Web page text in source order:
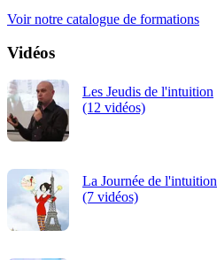
Voir notre catalogue de formations
Vidéos
Les Jeudis de l'intuition
(12 vidéos)
La Journée de l'intuition
(7 vidéos)